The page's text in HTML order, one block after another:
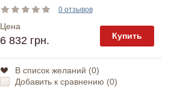
0 отзывов
Цена
6 832 грн. Купить
В список желаний (0)
Добавить к сравнению (0)